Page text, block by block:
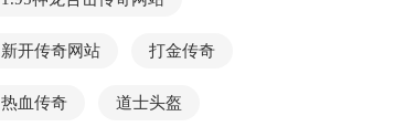
新开传奇网站 打金传奇
热血传奇 道士头盔